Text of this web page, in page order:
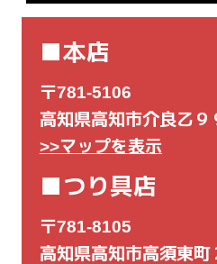
■本店
〒781-5106
高知県高知市介良乙９
>>マップを表示
■つり具店
〒781-8105
高知県高知市高須東町